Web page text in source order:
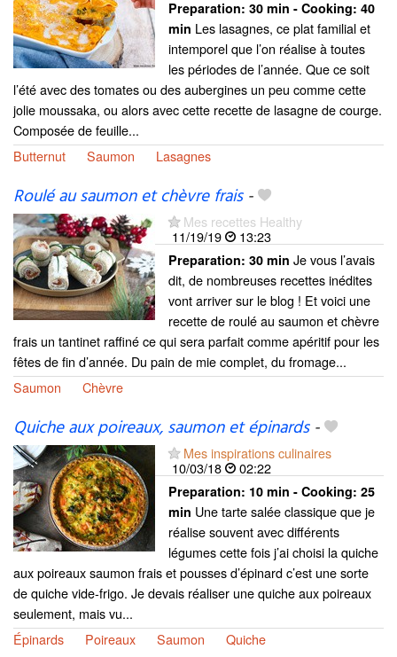
Preparation: 30 min - Cooking: 40
min Les lasagnes, ce plat familial et
intemporel que l’on réalise à toutes
les périodes de l’année. Que ce soit
l’été avec des tomates ou des aubergines un peu comme cette
jolie moussaka, ou alors avec cette recette de lasagne de courge.
Composée de feuille...
Butternut
Saumon Lasagnes
Roulé au saumon et chèvre frais-
Mes recettes Healthy
11/19/19
13:23
Preparation: 30 min Je vous l’avais
dit, de nombreuses recettes inédites
vont arriver sur le blog ! Et voici une
recette de roulé au saumon et chèvre
frais un tantinet raffiné ce qui sera parfait comme apéritif pour les
fêtes de fin d’année. Du pain de mie complet, du fromage...
Saumon
Chèvre
Quiche aux poireaux, saumon et épinards-
Mes inspirations culinaires
10/03/18
02:22
Preparation: 10 min - Cooking: 25
min Une tarte salée classique que je
réalise souvent avec différents
légumes cette fois j’ai choisi la quiche
aux poireaux saumon frais et pousses d’épinard c’est une sorte
de quiche vide-frigo. Je devais réaliser une quiche aux poireaux
seulement, mais vu...
Épinards
Poireaux Saumon Quiche